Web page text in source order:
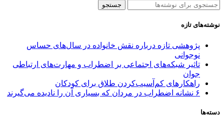
جستجو
نوشته‌های تازه
پژوهشی تازه درباره نقش خانواده در سال‌های حساس
نوجوانی
تاثیر شبکه‌های اجتماعی بر اضطراب و مهارت‌های ارتباطی
جوان
راهکارهای کم‌آسیب‌کردن طلاق برای کودکان
۶ نشانه اضطراب در مردان که بسیاری آن را نادیده می‌گیرند
دسته‌ها